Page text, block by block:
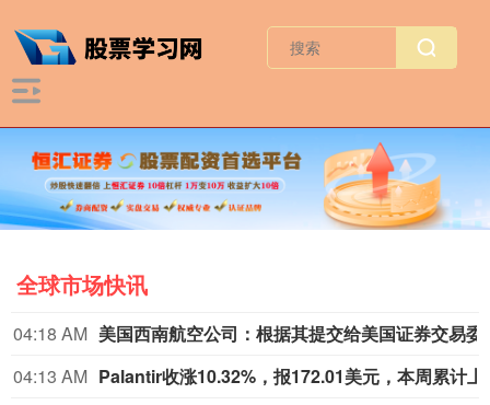
全球市场快讯
04:18 AM
04:13 AM